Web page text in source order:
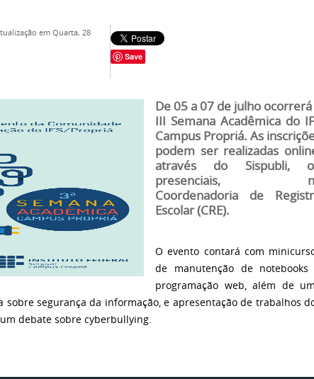
em Quarta, 28
Save
De 05 a 07 de julho ocorrerá
III Semana Acadêmica do
Campus Propriá. As
podem ser realizadas
através do Sispubli,
presenciais,
Coordenadoria de
Escolar (CRE).
O evento contará com
de manutenção de notebooks
programação web, além de
segurança da informação, e apresentação de trabalhos
debate sobre cyberbullying.